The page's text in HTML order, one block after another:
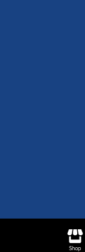
Shop